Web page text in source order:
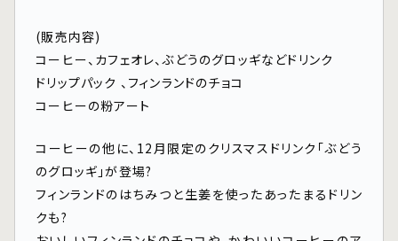
(販売内容)
コーヒー、カフェオレ、ぶどうのグロッギなどドリンク
ドリップパック 、フィンランドのチョコ
コーヒーの粉アート
コーヒーの他に、12月限定のクリスマスドリンク「ぶどう
のグロッギ」が登場?
フィンランドのはちみつと生姜を使ったあったまるドリン
クも?